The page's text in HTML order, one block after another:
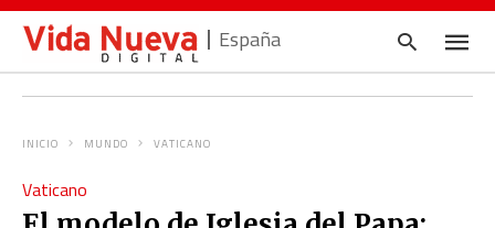
España
INICIO MUNDO VATICANO
Vaticano